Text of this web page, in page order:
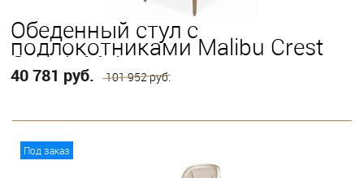
Обеденный стул с
подлокотниками Malibu Crest
Crotch Mahogany
40 781 руб. 101 952 руб.
Под заказ